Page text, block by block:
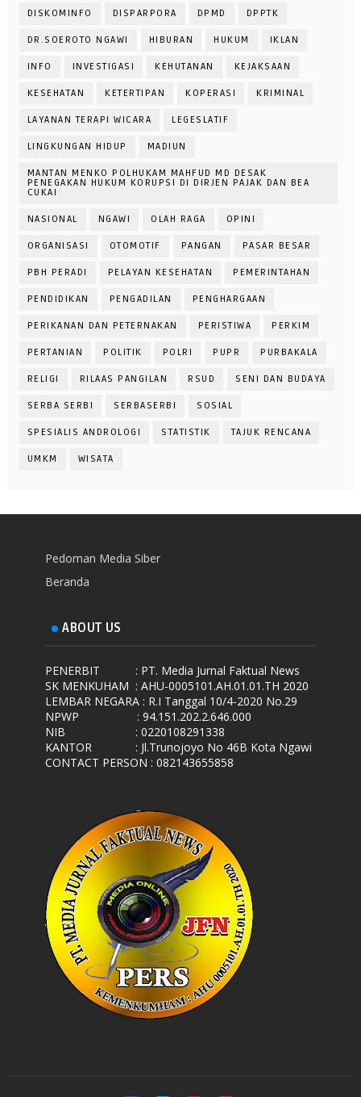
DISKOMINFO DISPARPORA DPMD DPPTK
DR.SOEROTO NGAWI HIBURAN HUKUM IKLAN
INFO INVESTIGASI KEHUTANAN KEJAKSAAN
KESEHATAN KETERTIPAN KOPERASI KRIMINAL
LAYANAN TERAPI WICARA LEGESLATIF
LINGKUNGAN HIDUP MADIUN
MANTAN MENKO POLHUKAM MAHFUD MD DESAK
PENEGAKAN HUKUM KORUPSI DI DIRJEN PAJAK DAN BEA
CUKAI
NASIONAL NGAWI OLAH RAGA OPINI
ORGANISASI OTOMOTIF PANGAN PASAR BESAR
PBH PERADI PELAYAN KESEHATAN PEMERINTAHAN
PENDIDIKAN PENGADILAN PENGHARGAAN
PERIKANAN DAN PETERNAKAN PERISTIWA PERKIM
PERTANIAN POLITIK POLRI PUPR PURBAKALA
RELIGI RILAAS PANGILAN RSUD SENI DAN BUDAYA
SERBA SERBI SERBASERBI SOSIAL
SPESIALIS ANDROLOGI STATISTIK TAJUK RENCANA
UMKM WISATA
Pedoman Media Siber
Beranda
ABOUT US
PENERBIT
: PT. Media Jurnal Faktual News
SK MENKUHAM : AHU-0005101.AH.01.01.TH 2020
LEMBAR NEGARA : R.I Tanggal 10/4-2020 No.29
NPWP
: 94.151.202.2.646.000
NIB
: 0220108291338
KANTOR
: Jl.Trunojoyo No 46B Kota Ngawi
CONTACT PERSON : 082143655858